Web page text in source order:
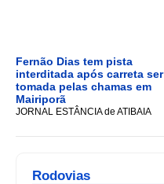
Fernão Dias tem pista
interditada após carreta ser
tomada pelas chamas em
Mairiporã
JORNAL ESTÂNCIA de ATIBAIA
Rodovias